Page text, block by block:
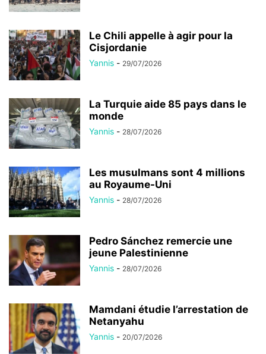
Le Chili appelle à agir pour la
Cisjordanie
Yannis - 29/07/2026
La Turquie aide 85 pays dans le
monde
Yannis - 28/07/2026
Les musulmans sont 4 millions
au Royaume-Uni
Yannis - 28/07/2026
Pedro Sánchez remercie une
jeune Palestinienne
Yannis - 28/07/2026
Mamdani étudie l’arrestation de
Netanyahu
Yannis - 20/07/2026